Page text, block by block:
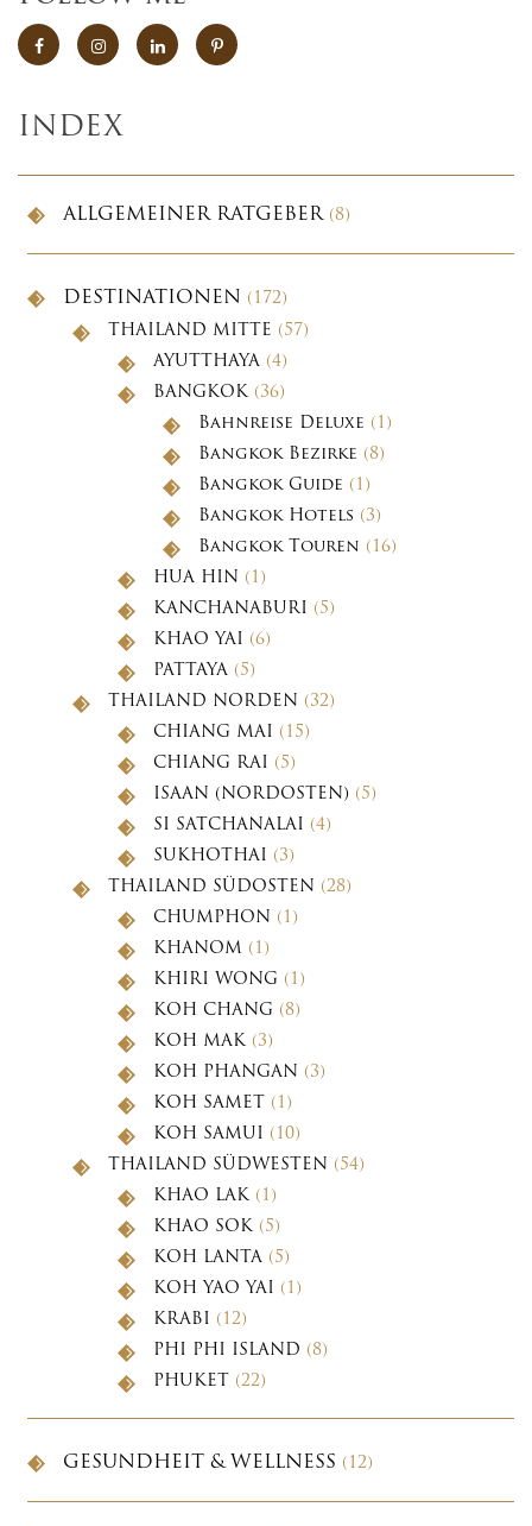
INDEX
ALLGEMEINER RATGEBER(8)
DESTINATIONEN (172)
THAILAND MITTE (57)
AYUTTHAYA (4)
BANGKOK(36)
Bahnreise Deluxe (1)
Bangkok Bezirke (8)
Bangkok Guide (1)
Bangkok Hotels (3)
Bangkok Touren (16)
HUA HIN (1)
KANCHANABURI (5)
KHAO YAI (6)
PATTAYA (5)
THAILAND NORDEN (32)
CHIANG MAI (15)
CHIANG RAI (5)
ISAAN (NORDOSTEN) (5)
SI SATCHANALAI (4)
SUKHOTHAI (3)
THAILAND SÜDOSTEN (28)
CHUMPHON (1)
KHANOM (1)
KHIRI WONG (1)
KOH CHANG (8)
KOH MAK(3)
KOH PHANGAN (3)
KOH SAMET (1)
KOH SAMUI (10)
THAILAND SÜDWESTEN (54)
KHAO LAK(1)
KHAO SOK(5)
KOH LANTA (5)
KOH YAO YAI (1)
KRABI (12)
PHI PHI ISLAND (8)
PHUKET (22)
GESUNDHEIT & WELLNESS (12)